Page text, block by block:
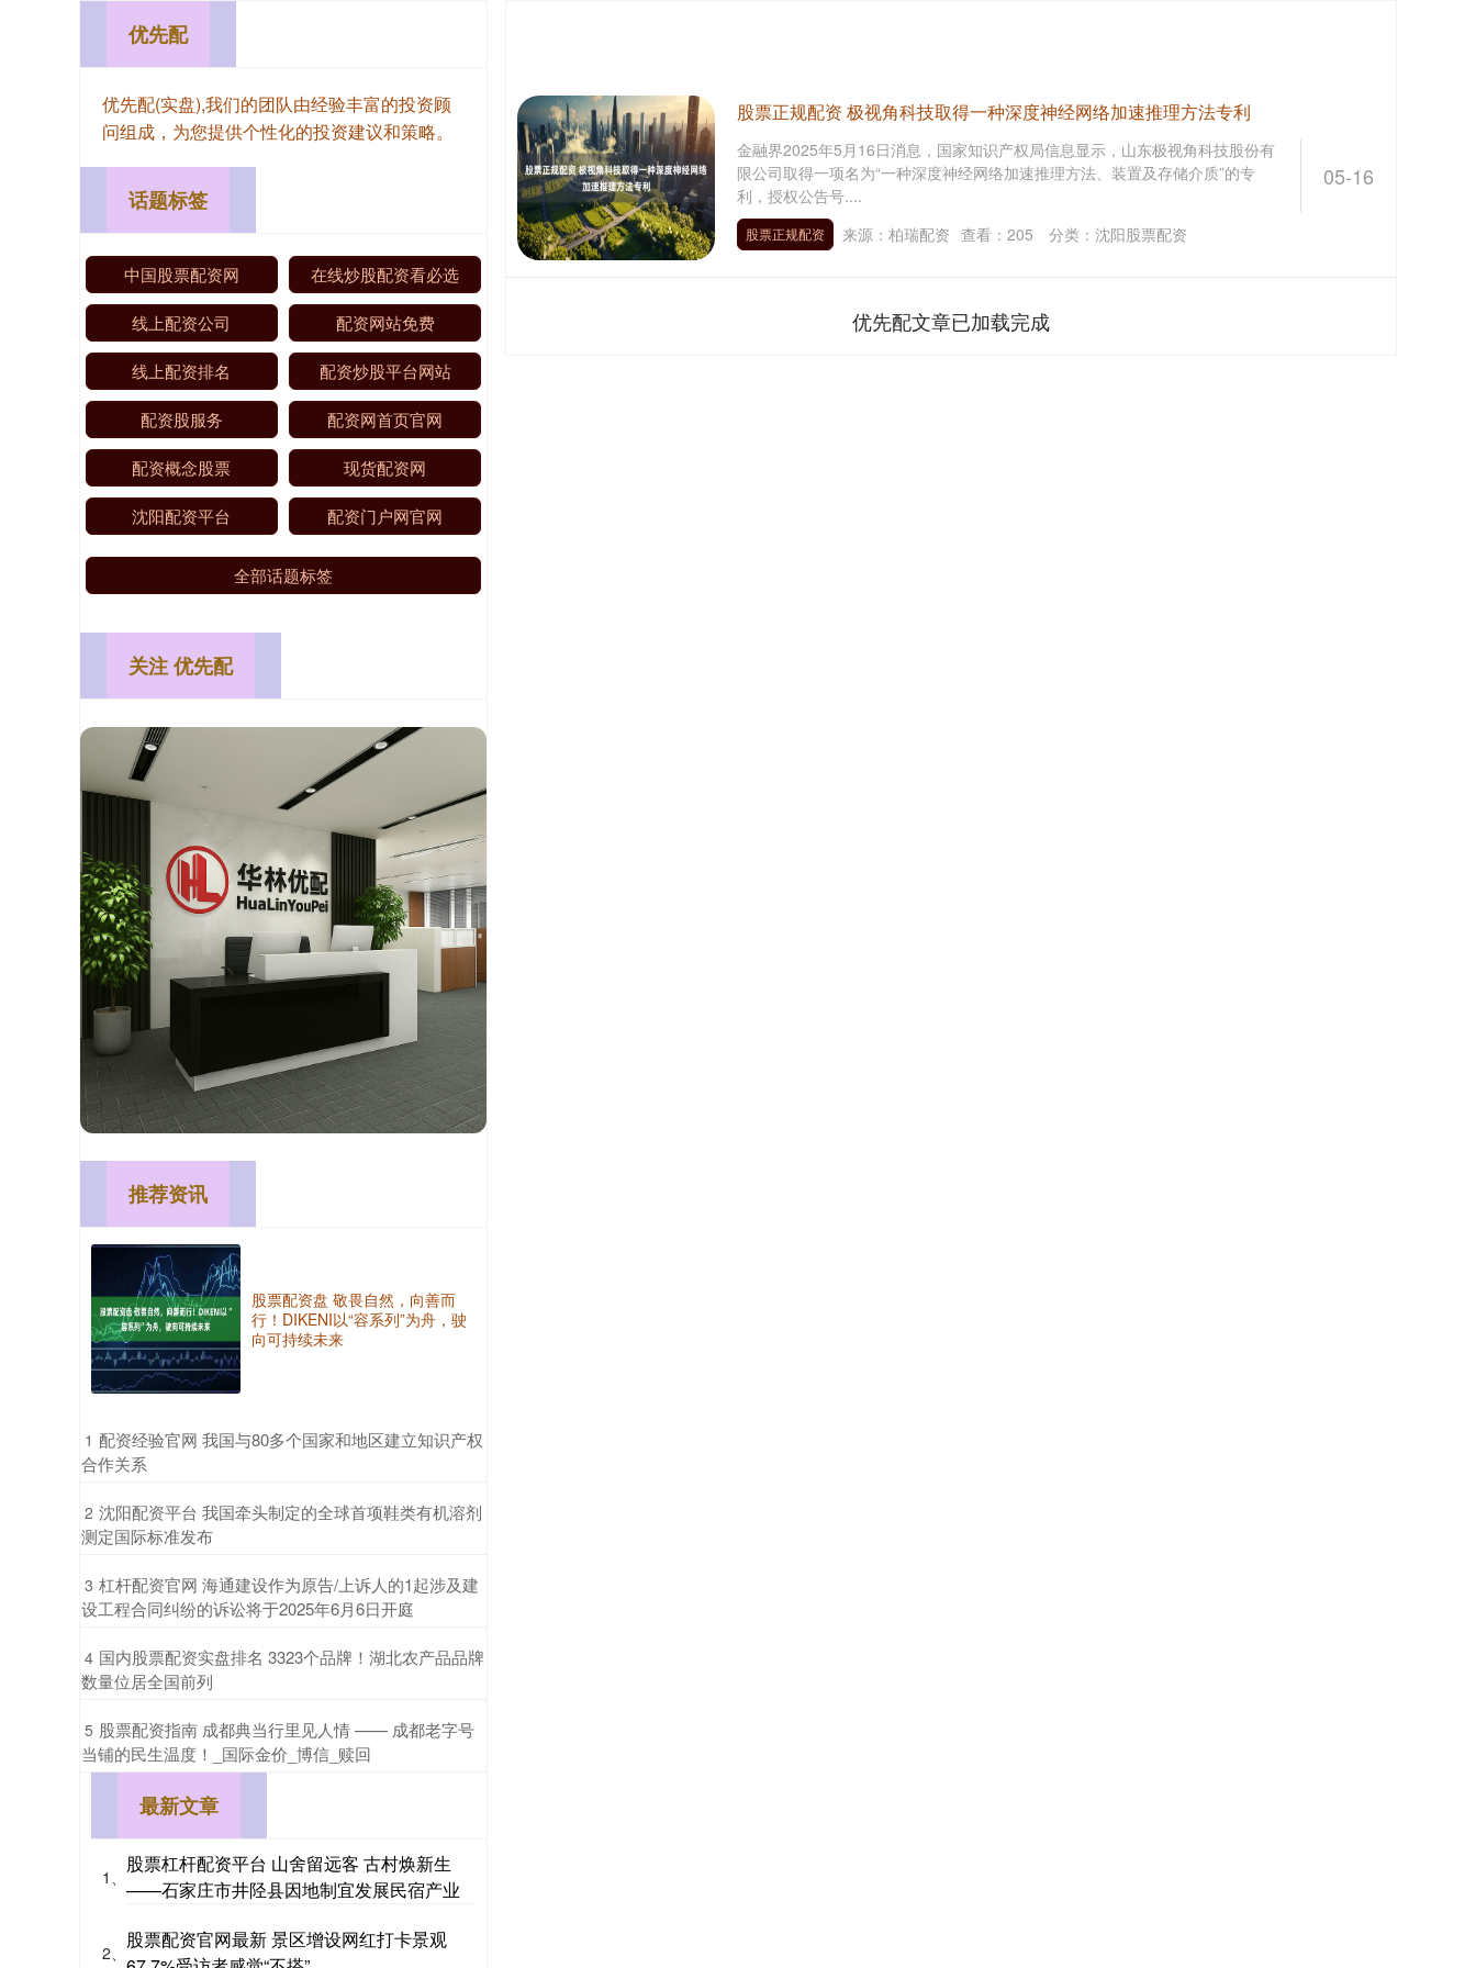
05-16
股票正规配资 极视角科技取得一种深度神经网络加速推理方法专利
金融界2025年5月16日消息，国家知识产权局信息显示，山东极视角科技股份有
限公司取得一项名为“一种深度神经网络加速推理方法、装置及存储介质”的专
利，授权公告号....
股票正规配资 来源：柏瑞配资 查看： 205 分类： 沈阳股票配资
优先配文章已加载完成
优先配
优先配(实盘),我们的团队由经验丰富的投资顾
问组成，为您提供个性化的投资建议和策略。
话题标签
中国股票配资网 在线炒股配资看必选
线上配资公司 配资网站免费
线上配资排名 配资炒股平台网站
配资股服务 配资网首页官网
配资概念股票 现货配资网
沈阳配资平台 配资门户网官网
全部话题标签
关注 优先配
推荐资讯
股票配资盘 敬畏自然，向善而
行！DIKENI以“容系列”为舟，驶
向可持续未来
1 ​配资经验官网 我国与80多个国家和地区建立知识产权
合作关系
2 ​沈阳配资平台 我国牵头制定的全球首项鞋类有机溶剂
测定国际标准发布
3 ​杠杆配资官网 海通建设作为原告/上诉人的1起涉及建
设工程合同纠纷的诉讼将于2025年6月6日开庭
4 ​国内股票配资实盘排名 3323个品牌！湖北农产品品牌
数量位居全国前列
5 ​股票配资指南 成都典当行里见人情 —— 成都老字号
当铺的民生温度！_国际金价_博信_赎回
最新文章
1、
股票杠杆配资平台 山舍留远客 古村焕新生
——石家庄市井陉县因地制宜发展民宿产业
2、
股票配资官网最新 景区增设网红打卡景观